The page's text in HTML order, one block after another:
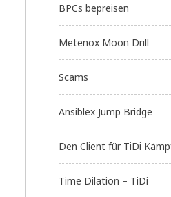
BPCs bepreisen
Metenox Moon Drill
Scams
Ansiblex Jump Bridge
Den Client für TiDi
Time Dilation – TiDi